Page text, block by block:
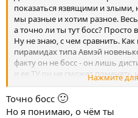
показаться язвящими и злыми,
мы разные и хотим разное.
а точно ли ты тут босс? Просто
Ну не знаю, с чем сравнить.
пирамидах типа Авмэй
факту он не босс - он лишь
и ее ТУ он не сможет
внести изменение неё не
Нажмите
Точно босс 🙂
Но я понимаю, о чём ты